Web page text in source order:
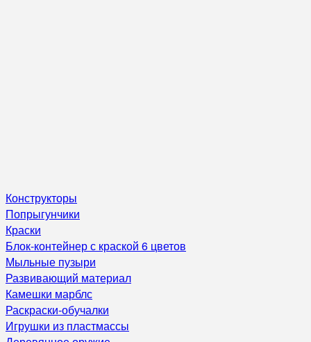
Конструкторы
Попрыгунчики
Краски
Блок-контейнер с краской 6 цветов
Мыльные пузыри
Развивающий материал
Камешки марблс
Раскраски-обучалки
Игрушки из пластмассы